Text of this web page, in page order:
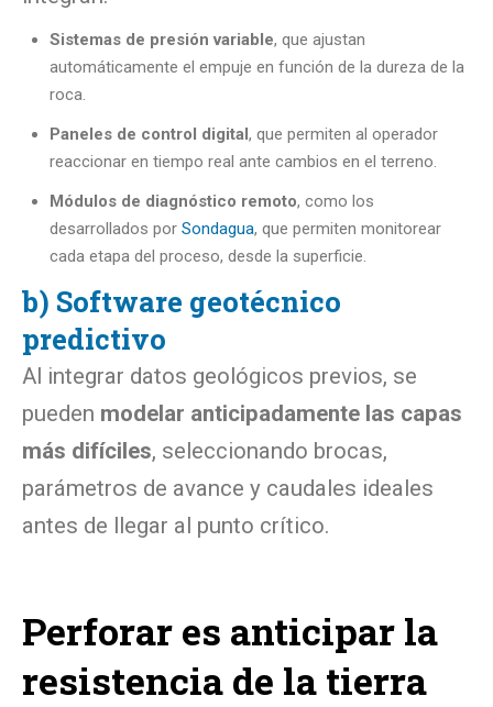
Sistemas de presión variable, que ajustan
automáticamente el empuje en función de la dureza de la
roca.
Paneles de control digital , que permiten al operador
reaccionar en tiempo real ante cambios en el terreno.
Módulos de diagnóstico remoto, como los
desarrollados por Sondagua, que permiten monitorear
cada etapa del proceso, desde la superficie.
b) Software geotécnico
predictivo
Al integrar datos geológicos previos, se
pueden modelar anticipadamente las capas
más difíciles, seleccionando brocas,
parámetros de avance y caudales ideales
antes de llegar al punto crítico.
Perforar es anticipar la
resistencia de la tierra